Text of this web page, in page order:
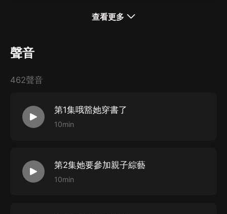
做個好繼母？還不如躺平，怎麼高興怎麼來。
只是，誰能告訴她，為什麼黑子們突然變成自己的死忠
那個常年外地出差的男人怎麼天天晚上準時回家，還想著
后？
查看更多
聲音
462聲音
第1集哦豁她穿書了
10min
第2集她要參加親子綜藝
10min